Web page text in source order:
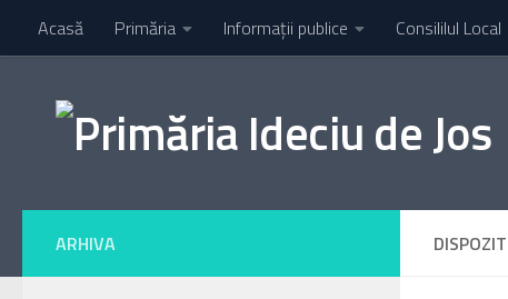
Skip to content
Acasă Primăria Informaţii publice Consililul Local
ARHIVA